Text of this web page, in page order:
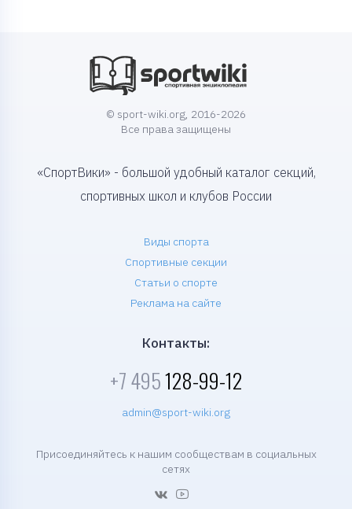
© sport-wiki.org, 2016-2026
Все права защищены
«СпортВики» - большой удобный каталог секций,
спортивных школ и клубов России
Виды спорта
Спортивные секции
Статьи о спорте
Реклама на сайте
Контакты:
+7 495128-99-12
admin@sport-wiki.org
Присоединяйтесь к нашим сообществам в социальных
сетях